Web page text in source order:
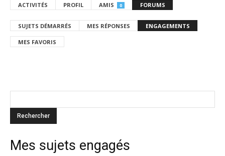
ACTIVITÉS PROFIL AMIS 0 FORUMS
SUJETS DÉMARRÉS MES RÉPONSES ENGAGEMENTS
MES FAVORIS
Mes sujets engagés